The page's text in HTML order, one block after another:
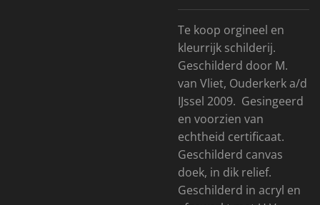
Te koop orgineel en
kleurrijk schilderij.
Geschilderd door M.
van Vliet, Ouderkerk a/d
IJssel 2009. Gesingeerd
en voorzien van
echtheid certificaat.
Geschilderd canvas
doek, in dik relief.
Geschilderd in acryl en